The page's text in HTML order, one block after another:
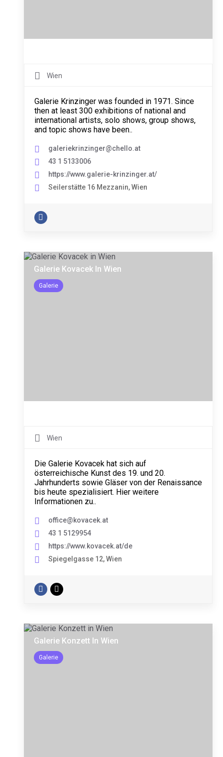
Wien
Galerie Krinzinger was founded in 1971. Since
then at least 300 exhibitions of national and
international artists, solo shows, group shows,
and topic shows have been..
galeriekrinzinger@chello.at
43 1 5133006
https://www.galerie-krinzinger.at/
Seilerstätte 16 Mezzanin, Wien
Galerie Kovacek In Wien
Galerie
Wien
Die Galerie Kovacek hat sich auf
österreichische Kunst des 19. und 20.
Jahrhunderts sowie Gläser von der Renaissance
bis heute spezialisiert. Hier weitere
Informationen zu..
office@kovacek.at
43 1 5129954
https://www.kovacek.at/de
Spiegelgasse 12, Wien
Galerie Konzett In Wien
Galerie